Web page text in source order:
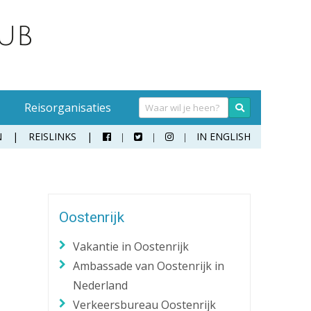
Teenslippers
Wandelschoenen
Zonnebril
Reisorganisaties
REISLINKS    IN ENGLISH
Oostenrijk
Vakantie in Oostenrijk
Ambassade van Oostenrijk in
Nederland
Verkeersbureau Oostenrijk